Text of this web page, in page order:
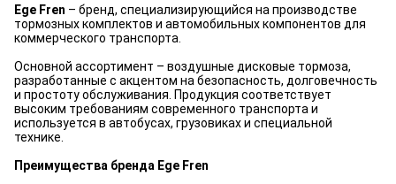
Ege Fren – бренд, специализирующийся на производстве
тормозных комплектов и автомобильных компонентов для
коммерческого транспорта.
Основной ассортимент – воздушные дисковые тормоза,
разработанные с акцентом на безопасность, долговечность
и простоту обслуживания. Продукция соответствует
высоким требованиям современного транспорта и
используется в автобусах, грузовиках и специальной
технике.
Преимущества бренда Ege Fren